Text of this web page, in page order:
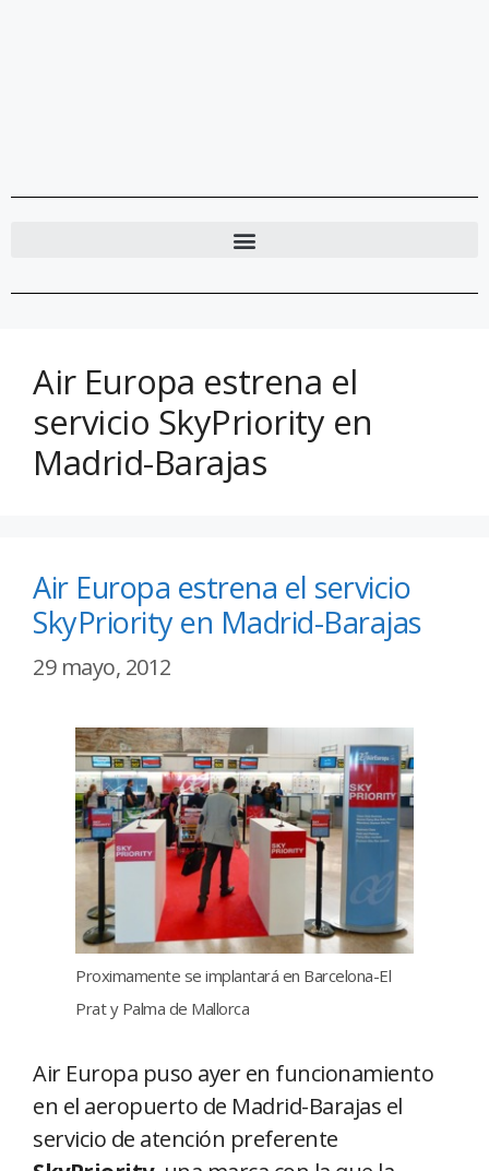
Air Europa estrena el
servicio SkyPriority en
Madrid-Barajas
Air Europa estrena el servicio
SkyPriority en Madrid-Barajas
29 mayo, 2012
Proximamente se implantará en Barcelona-El
Prat y Palma de Mallorca
Air Europa puso ayer en funcionamiento
en el aeropuerto de Madrid-Barajas el
servicio de atención preferente